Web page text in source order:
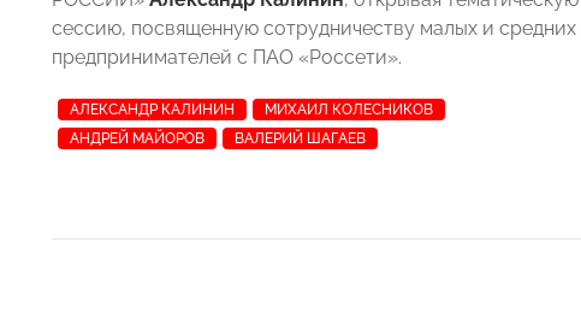
сессию, посвященную сотрудничеству малых и средних
предпринимателей с ПАО «Россети».
АЛЕКСАНДР КАЛИНИН
МИХАИЛ КОЛЕСНИКОВ
АНДРЕЙ МАЙОРОВ
ВАЛЕРИЙ ШАГАЕВ